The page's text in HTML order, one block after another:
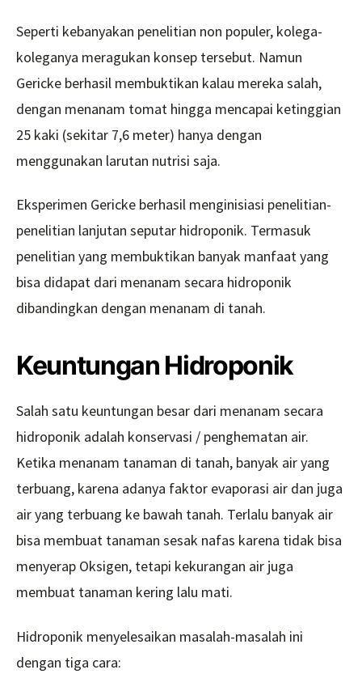
Seperti kebanyakan penelitian non populer, kolega-
koleganya meragukan konsep tersebut. Namun
Gericke berhasil membuktikan kalau mereka salah,
dengan menanam tomat hingga mencapai ketinggian
25 kaki (sekitar 7,6 meter) hanya dengan
menggunakan larutan nutrisi saja.
Eksperimen Gericke berhasil menginisiasi penelitian-
penelitian lanjutan seputar hidroponik. Termasuk
penelitian yang membuktikan banyak manfaat yang
bisa didapat dari menanam secara hidroponik
dibandingkan dengan menanam di tanah.
Keuntungan Hidroponik
Salah satu keuntungan besar dari menanam secara
hidroponik adalah konservasi / penghematan air.
Ketika menanam tanaman di tanah, banyak air yang
terbuang, karena adanya faktor evaporasi air dan juga
air yang terbuang ke bawah tanah. Terlalu banyak air
bisa membuat tanaman sesak nafas karena tidak bisa
menyerap Oksigen, tetapi kekurangan air juga
membuat tanaman kering lalu mati.
Hidroponik menyelesaikan masalah-masalah ini
dengan tiga cara: